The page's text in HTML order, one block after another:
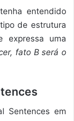
entendido
de estrutura
expressa uma
fato B será o
Sentences em